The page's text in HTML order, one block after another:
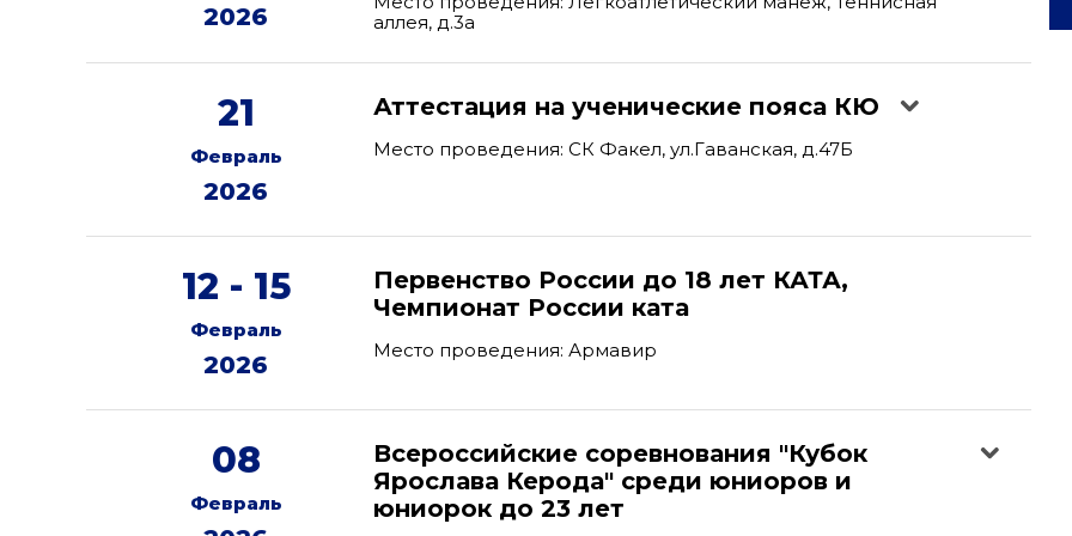
2026
аллея, д.3а
21
Февраль
2026
Аттестация на ученические пояса КЮ
Место проведения: СК Факел, ул.Гаванская, д.47Б
12 - 15
Февраль
2026
Первенство России до 18 лет КАТА,
Чемпионат России ката
Место проведения: Армавир
08
Февраль
Всероссийские соревнования "Кубок
Ярослава Керода" среди юниоров и
юниорок до 23 лет